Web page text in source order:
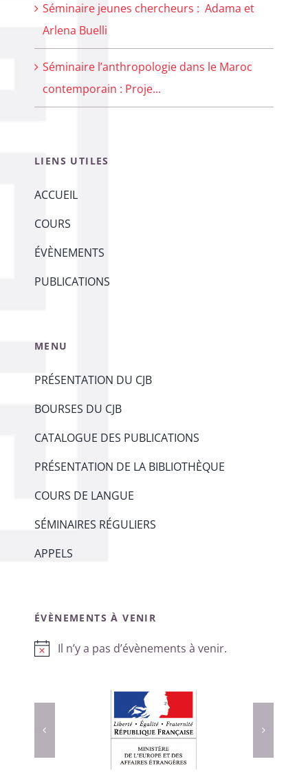
Séminaire jeunes chercheurs : Adama et
Arlena Buelli
Séminaire l’anthropologie dans le Maroc
contemporain : Proje...
LIENS UTILES
ACCUEIL
COURS
ÉVÈNEMENTS
PUBLICATIONS
MENU
PRÉSENTATION DU CJB
BOURSES DU CJB
CATALOGUE DES PUBLICATIONS
PRÉSENTATION DE LA BIBLIOTHÈQUE
COURS DE LANGUE
SÉMINAIRES RÉGULIERS
APPELS
ÉVÈNEMENTS À VENIR
Notice
Il n’y a pas d’évènements à venir.